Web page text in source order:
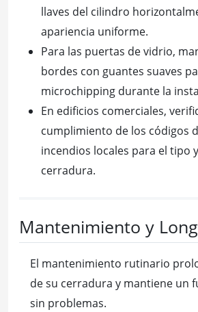
llaves del cilindro
apariencia uniforme.
Para las puertas de vidrio,
bordes con guantes suaves
microchipping durante la
En edificios comerciales,
cumplimiento de los códigos
incendios locales para el tipo
cerradura.
Mantenimiento y
El mantenimiento rutinario
de su cerradura y mantiene un
sin problemas.